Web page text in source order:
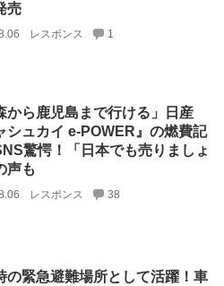
売
レスポンス 1
から鹿児島まで行ける」日産
シュカイ e-POWER』の燃費記
驚愕！「日本でも売りましょ
声も
レスポンス 38
の緊急避難場所として活躍！車